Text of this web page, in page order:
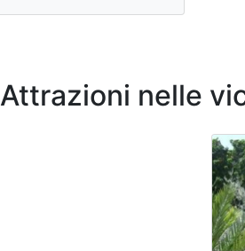
Attrazioni nelle